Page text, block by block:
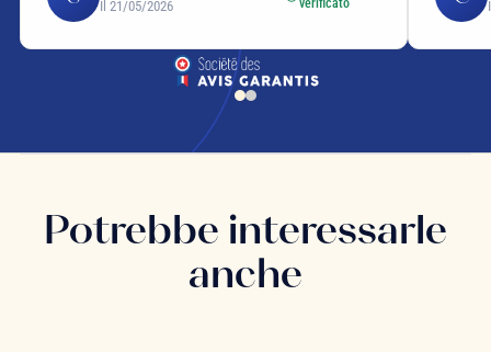
Il 21/05/2026
verificato
Potrebbe interessarle
anche